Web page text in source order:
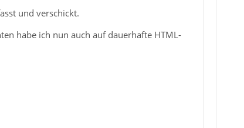
und verschickt.
habe ich nun auch auf dauerhafte HTML-